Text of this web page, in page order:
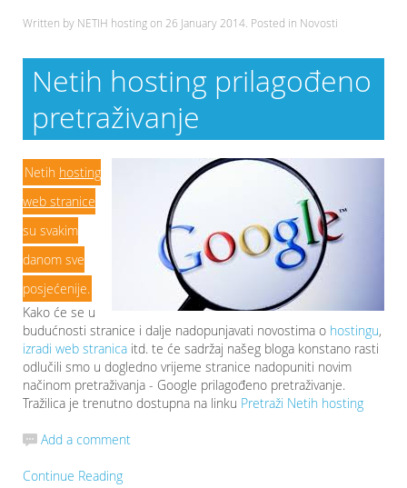
Written by NETIH hosting on 26 January 2014 . Posted in Novosti
Netih hosting prilagođeno
pretraživanje
Netih hosting
web stranice
su svakim
danom sve
posjećenije.
Kako će se u
budućnosti stranice i dalje nadopunjavati novostima o hostingu,
izradi web stranica itd. te će sadržaj našeg bloga konstano rasti
odlučili smo u dogledno vrijeme stranice nadopuniti novim
načinom pretraživanja - Google prilagođeno pretraživanje.
Tražilica je trenutno dostupna na linku Pretraži Netih hosting
Add a comment
Continue Reading